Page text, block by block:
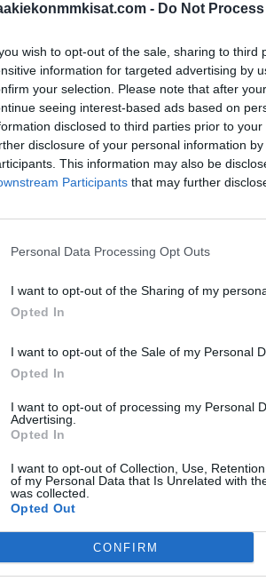
- Do Not
wish to opt-out of the sale, sharing to
information for targeted advertising by
your selection. Please note that after
seeing interest-based ads based on
disclosed to third parties prior to
disclosure of your personal information
This information may also be
Participants that may further
Personal Data Processing Opt Outs
I want to opt-out of the Sharing of my
Opted In
I want to opt-out of the Sale of my Personal
Opted In
I want to opt-out of processing my Personal
Advertising.
Opted In
I want to opt-out of Collection, Use,
of my Personal Data that Is Unrelated with
was collected.
Opted Out
CONFIRM
onnistui maalinteossa
Samalla Rantanen teki
runkosarjassa sai jatkoa viime yönä, kun
seuraennätyksen.
kun Avalanche nappasi
sai 55 täysosumaa tällä kaudella
tehokkaimmaksi pelaajaksi maalien